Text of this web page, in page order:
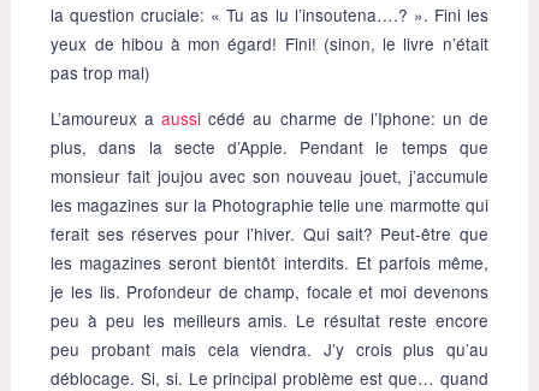
la question cruciale: « Tu as lu l’insoutena….? ». Fini les
yeux de hibou à mon égard! Fini! (sinon, le livre n’était
pas trop mal)
L’amoureux a aussi cédé au charme de l’Iphone: un de
plus, dans la secte d’Apple. Pendant le temps que
monsieur fait joujou avec son nouveau jouet, j’accumule
les magazines sur la Photographie telle une marmotte qui
ferait ses réserves pour l’hiver. Qui sait? Peut-être que
les magazines seront bientôt interdits. Et parfois même,
je les lis. Profondeur de champ, focale et moi devenons
peu à peu les meilleurs amis. Le résultat reste encore
peu probant mais cela viendra. J’y crois plus qu’au
déblocage. Si, si. Le principal problème est que… quand